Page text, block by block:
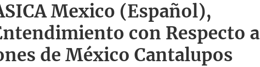
Mexico (Español),
con Respecto a
de México Cantalupos